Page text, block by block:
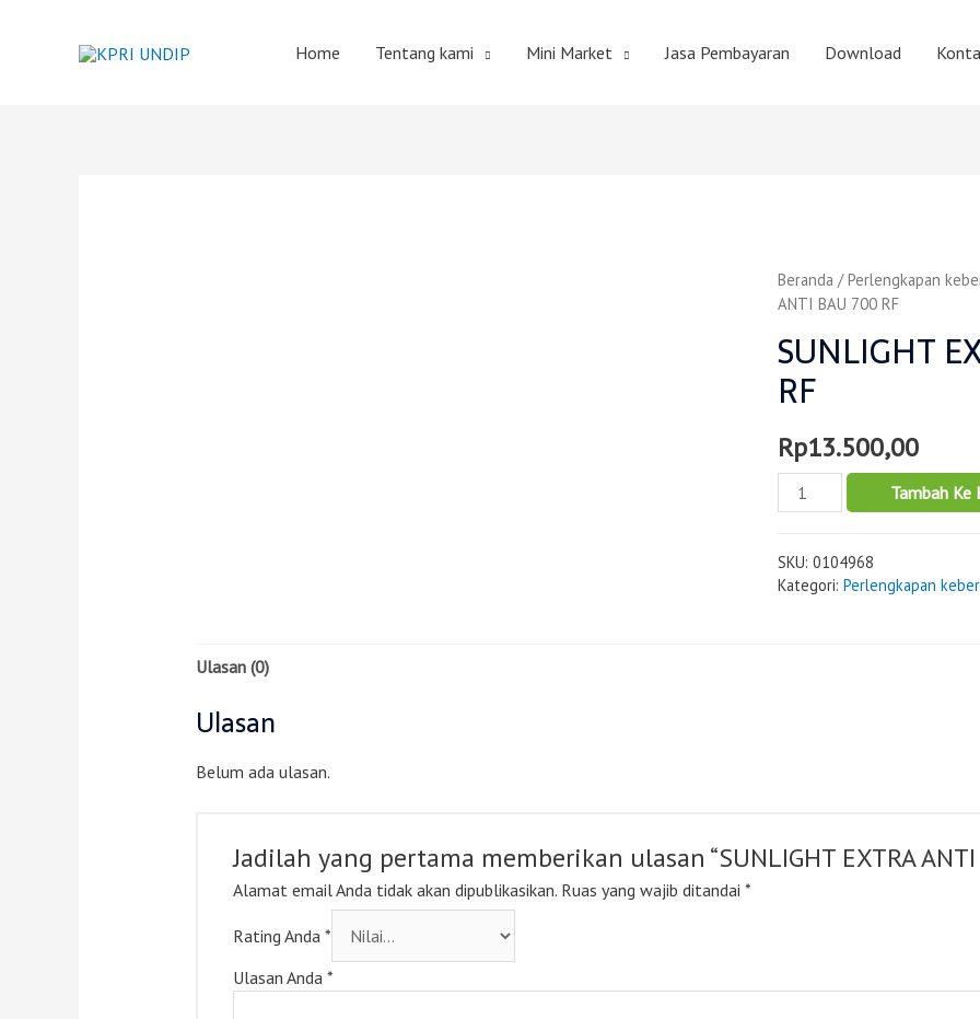
Home Tentang kami Mini Market Jasa Pembayaran Download
Beranda /Perlengkapan
ANTI BAU 700 RF
SUNLIGHT
RF
Rp13.500,00
Tambah Ke
SKU:0104968
Kategori:Perlengkapan
Ulasan (0)
Ulasan
Belum ada ulasan.
Jadilah yang pertama memberikan ulasan “SUNLIGHT EXTRA ANTI
Alamat email Anda tidak akan dipublikasikan.Ruas yang wajib ditandai *
Rating Anda *
Ulasan Anda *